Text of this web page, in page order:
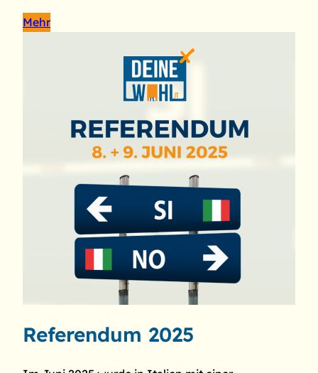
Mehr
Referendum 2025